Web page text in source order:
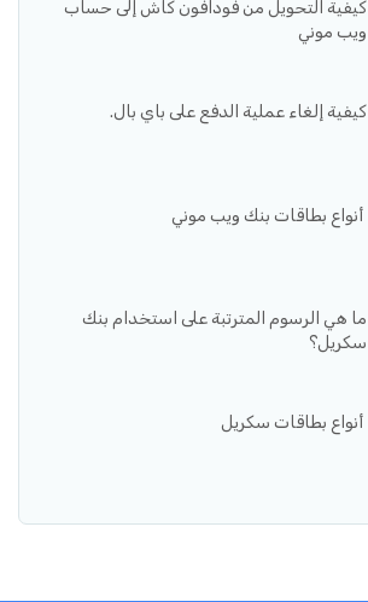
كيفية التحويل من فودافون كاش إلى حساب
ويب موني
كيفية إلغاء عملية الدفع على باي بال.
أنواع بطاقات بنك ويب موني
ما هي الرسوم المترتبة على استخدام بنك
سكريل؟
أنواع بطاقات سكريل